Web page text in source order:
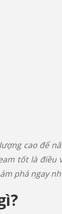
cao để
tốt là
phá ngay